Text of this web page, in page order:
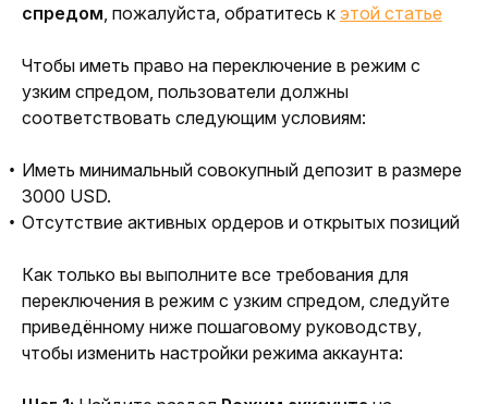
спредом , пожалуйста, обратитесь к этой статье
Чтобы иметь право на переключение в режим с
узким спредом, пользователи должны
соответствовать следующим условиям:
Иметь минимальный совокупный депозит в размере
3000 USD.
Отсутствие активных ордеров и открытых позиций
Как только вы выполните все требования для
переключения в режим с узким спредом, следуйте
приведённому ниже пошаговому руководству,
чтобы изменить настройки режима аккаунта: